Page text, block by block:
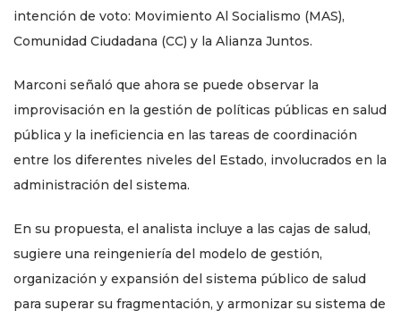
intención de voto: Movimiento Al Socialismo (MAS),
Comunidad Ciudadana (CC) y la Alianza Juntos.
Marconi señaló que ahora se puede observar la
improvisación en la gestión de políticas públicas en salud
pública y la ineficiencia en las tareas de coordinación
entre los diferentes niveles del Estado, involucrados en la
administración del sistema.
En su propuesta, el analista incluye a las cajas de salud,
sugiere una reingeniería del modelo de gestión,
organización y expansión del sistema público de salud
para superar su fragmentación, y armonizar su sistema de